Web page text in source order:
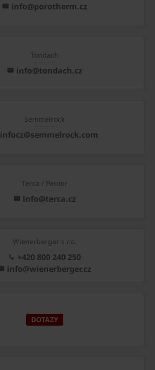
info@porotherm.cz
Tondach
info@tondach.cz
Semmelrock
infocz@semmelrock.com
Terca / Penter
info@terca.cz
Wienerberger s.r.o.
+420 800 240 250
info@wienerberger.cz
DOTAZY